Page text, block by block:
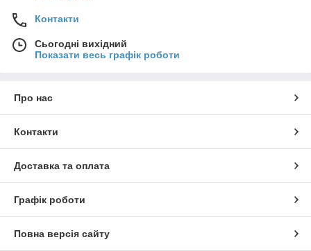
Контакти
Сьогодні вихідний
Показати весь графік роботи
Про нас
Контакти
Доставка та оплата
Графік роботи
Повна версія сайту